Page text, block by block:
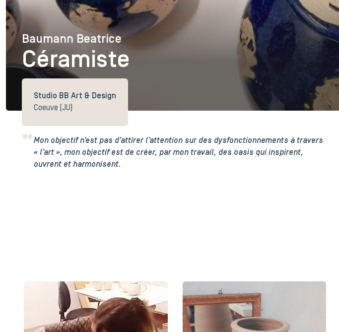
Baumann Beatrice
Baumann Beatrice
Céramiste
Studio BB Art & Design
Coeuve (JU)
Mon objectif n’est pas d’attirer l’attention sur des dysfonctionnements à travers
« l’art », mon objectif est de créer, par mon travail, des oasis qui inspirent,
ouvrent et harmonisent.